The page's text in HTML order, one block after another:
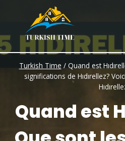
content
Turkish Time / Quand est
significations de Hıdırellez?
Quand est